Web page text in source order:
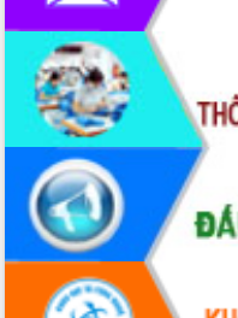
Đẩy mạnh cải cách hành chính, quyết
tâm đạt được mục tiêu tăng trưởng
hai con số trong năm 2026
Tổ chức trang trọng Lễ hội Đền thờ
Lương Văn Chánh năm 2026
Phó Bí thư Tỉnh ủy Đắk Lắk Đỗ Hữu
Huy giữ chức Bí thư Đảng ủy Ủy Ban
Nhân dân tỉnh
Bệnh án điện tử thúc đẩy chuyển đổi
số y tế tại Đắk Lắk
Chuyển đổi số thư viện: Mở rộng
không gian tri thức trong thời đại số